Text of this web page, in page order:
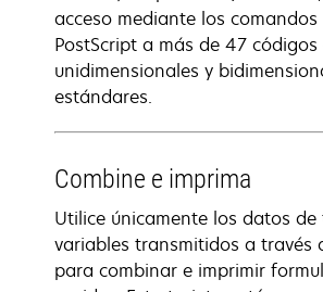
acceso mediante los comandos
PostScript a más de 47
unidimensionales y
estándares.
Combine e imprima
Utilice únicamente los datos de
variables transmitidos a través
para combinar e imprimir